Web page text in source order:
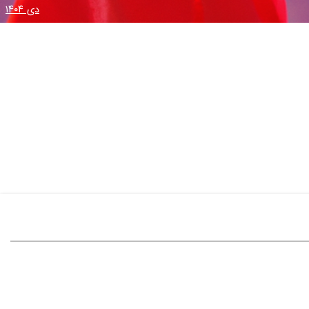
دی ۱۴۰۴